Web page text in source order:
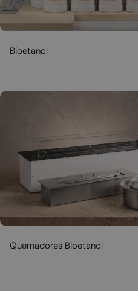
Bioetanol
Quemadores Bioetanol